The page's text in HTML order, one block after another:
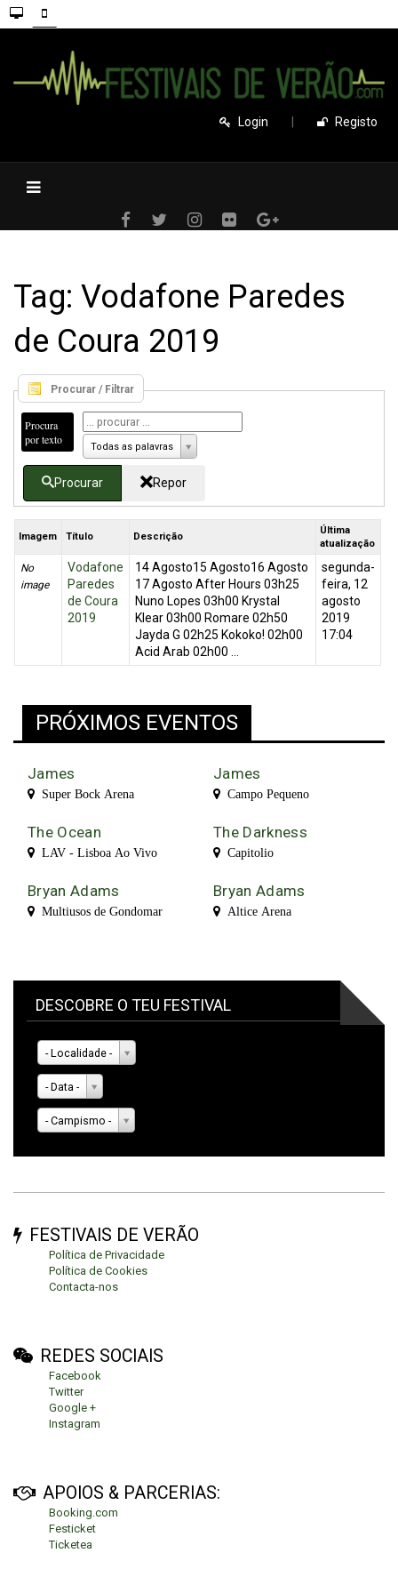
Login Registo
Tag: Vodafone Paredes
de Coura 2019
Procurar / Filtrar
Procura
por texto
Todas as palavras
Procurar Repor
Imagem Título Descrição
Última
atualização
No
image
Vodafone
Paredes
de Coura
2019
14 Agosto15 Agosto16 Agosto
17 Agosto After Hours 03h25
Nuno Lopes 03h00 Krystal
Klear 03h00 Romare 02h50
Jayda G 02h25 Kokoko! 02h00
Acid Arab 02h00 ...
segunda-
feira, 12
agosto
2019
17:04
PRÓXIMOS EVENTOS
James
Super Bock Arena
James
Campo Pequeno
The Ocean
LAV - Lisboa Ao Vivo
The Darkness
Capitolio
Bryan Adams
Multiusos de Gondomar
Bryan Adams
Altice Arena
DESCOBRE O TEU FESTIVAL
- Localidade -
- Data -
- Campismo -
FESTIVAIS DE VERÃO
Política de Privacidade
Política de Cookies
Contacta-nos
REDES SOCIAIS
Facebook
Twitter
Google +
Instagram
APOIOS & PARCERIAS:
Booking.com
Festicket
Ticketea